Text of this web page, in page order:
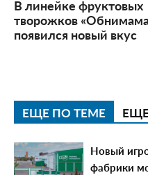
В линейке фруктовых
творожков
появился новый вкус
ЕЩЕ ПО ТЕМЕ
Новый
фабрики